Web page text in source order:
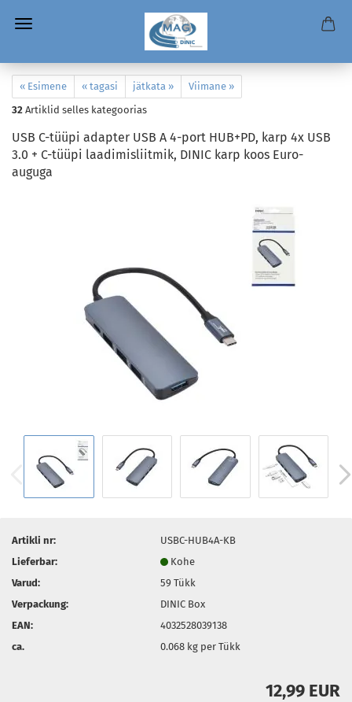
« Esimene « tagasi jätkata »
Viimane »
32 Artiklid selles kategoorias
USB C-tüüpi adapter USB A 4-port HUB+PD, karp 4x USB
3.0 + C-tüüpi laadimisliitmik, DINIC karp koos Euro-
auguga
Artikli nr:
USBC-HUB4A-KB
Lieferbar:
Kohe
Varud:
59Tükk
Verpackung:
DINIC Box
EAN:
4032528039138
ca.
0.068 kg per Tükk
12,99 EUR